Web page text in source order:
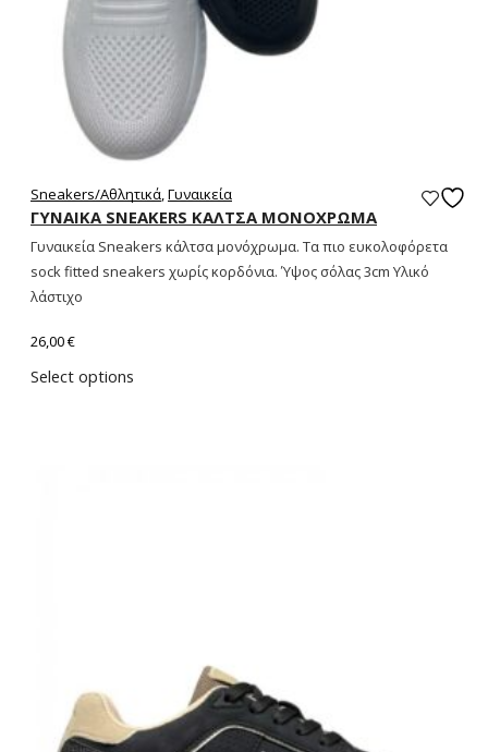
Sneakers/Aθλητικά,Γυναικεία
ΓΥΝΑΙΚΑ SNEAKERS ΚΑΛΤΣΑ ΜΟΝΟΧΡΩΜΑ
Γυναικεία Sneakers κάλτσα μονόχρωμα. Τα πιο ευκολοφόρετα
sock fitted sneakers χωρίς κορδόνια. Ύψος σόλας 3cm Υλικό
λάστιχο
26,00€
Select options